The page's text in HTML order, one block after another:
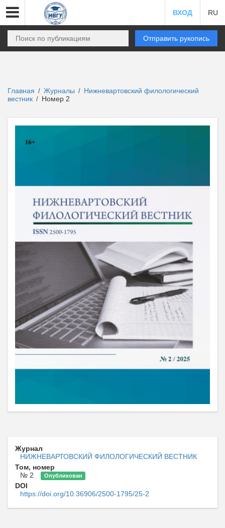
ВХОД RU
Отправить рукопись
Главная / Журналы / Нижневартовский филологический
вестник / Номер 2
Журнал
НИЖНЕВАРТОВСКИЙ ФИЛОЛОГИЧЕСКИЙ ВЕСТНИК
Том, номер
№ 2
Опубликован
DOI
https://doi.org/10.36906/2500-1795/25-2